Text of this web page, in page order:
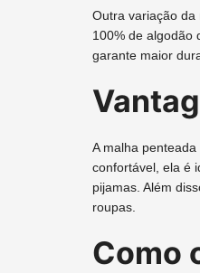
Outra variação da
100% de algodão
garante maior
A malha
confortável, ela é
pijamas. Além
roupas.
Como